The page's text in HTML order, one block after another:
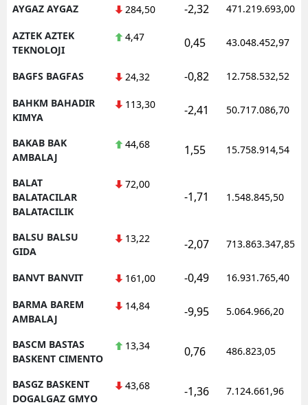
AYGAZ AYGAZ 284,50 -2,32 471.219.693,00
AZTEK AZTEK
TEKNOLOJI
4,47 0,45 43.048.452,97
BAGFS BAGFAS 24,32 -0,82 12.758.532,52
BAHKM BAHADIR
KIMYA
113,30 -2,41 50.717.086,70
BAKAB BAK
AMBALAJ
44,68 1,55 15.758.914,54
BALAT
BALATACILAR
BALATACILIK
72,00
-1,71 1.548.845,50
BALSU BALSU
GIDA
13,22 -2,07 713.863.347,85
BANVT BANVIT 161,00 -0,49 16.931.765,40
BARMA BAREM
AMBALAJ
14,84 -9,95 5.064.966,20
BASCM BASTAS
BASKENT CIMENTO
13,34 0,76 486.823,05
BASGZ BASKENT
DOGALGAZ GMYO
43,68 -1,36 7.124.661,96